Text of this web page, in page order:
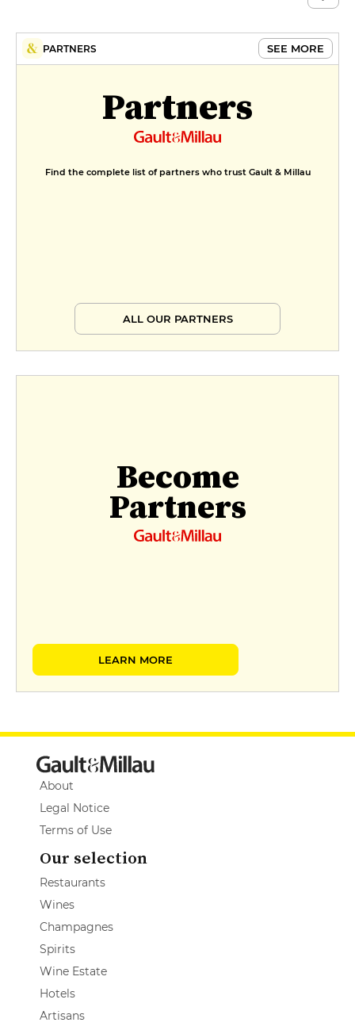
PARTNERS SEE MORE
Partners
Find the complete list of partners who trust Gault & Millau
ALL OUR PARTNERS
Become
Partners
LEARN MORE
About
Legal Notice
Terms of Use
Our selection
Restaurants
Wines
Champagnes
Spirits
Wine Estate
Hotels
Artisans